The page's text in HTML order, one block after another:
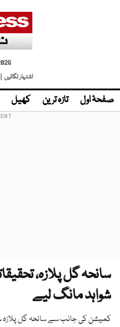
اشتہار لگائیں |
صفحۂ اول تازہ ترین کھیل
سانحہ گل پلازہ،
شواہد مانگ لیے
کمیشن کی جانب سے سانحہ گل پلازہ